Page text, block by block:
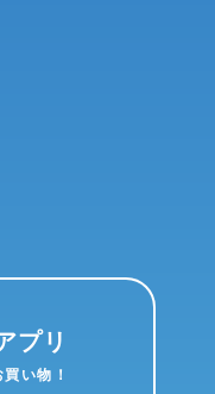
プリ
い物！